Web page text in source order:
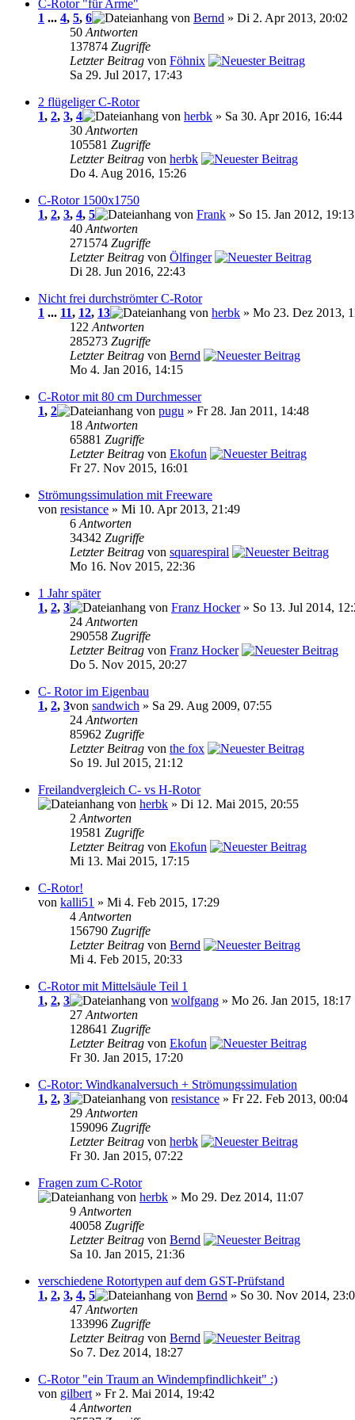
C-Rotor "für Arme"
1 ... 4, 5, 6 von Bernd » Di 2. Apr 2013, 20:02
50 Antworten
137874 Zugriffe
Letzter Beitrag von Föhnix
Sa 29. Jul 2017, 17:43
2 flügeliger C-Rotor
1, 2, 3, 4 von herbk » Sa 30. Apr 2016, 16:44
30 Antworten
105581 Zugriffe
Letzter Beitrag von herbk
Do 4. Aug 2016, 15:26
C-Rotor 1500x1750
1, 2, 3, 4, 5 von Frank » So 15. Jan 2012, 19:13
40 Antworten
271574 Zugriffe
Letzter Beitrag von Ölfinger
Di 28. Jun 2016, 22:43
Nicht frei durchströmter C-Rotor
1 ... 11, 12, 13 von herbk » Mo 23. Dez 2013,
122 Antworten
285273 Zugriffe
Letzter Beitrag von Bernd
Mo 4. Jan 2016, 14:15
C-Rotor mit 80 cm Durchmesser
1, 2 von pugu » Fr 28. Jan 2011, 14:48
18 Antworten
65881 Zugriffe
Letzter Beitrag von Ekofun
Fr 27. Nov 2015, 16:01
Strömungssimulation mit Freeware
von resistance » Mi 10. Apr 2013, 21:49
6 Antworten
34342 Zugriffe
Letzter Beitrag von squarespiral
Mo 16. Nov 2015, 22:36
1 Jahr später
1, 2, 3 von Franz Hocker» So 13. Jul 2014,
24 Antworten
290558 Zugriffe
Letzter Beitrag von Franz Hocker
Do 5. Nov 2015, 20:27
C- Rotor im Eigenbau
1, 2, 3von sandwich » Sa 29. Aug 2009, 07:55
24 Antworten
85962 Zugriffe
Letzter Beitrag von the fox
So 19. Jul 2015, 21:12
Freilandvergleich C- vs H-Rotor
von herbk » Di 12. Mai 2015, 20:55
2 Antworten
19581 Zugriffe
Letzter Beitrag von Ekofun
Mi 13. Mai 2015, 17:15
C-Rotor!
von kalli51 » Mi 4. Feb 2015, 17:29
4 Antworten
156790 Zugriffe
Letzter Beitrag von Bernd
Mi 4. Feb 2015, 20:33
C-Rotor mit Mittelsäule Teil 1
1, 2, 3 von wolfgang » Mo 26. Jan 2015, 18:17
27 Antworten
128641 Zugriffe
Letzter Beitrag von Ekofun
Fr 30. Jan 2015, 17:20
C-Rotor: Windkanalversuch + Strömungssimulation
1, 2, 3 von resistance » Fr 22. Feb 2013, 00:04
29 Antworten
159096 Zugriffe
Letzter Beitrag von herbk
Fr 30. Jan 2015, 07:22
Fragen zum C-Rotor
von herbk » Mo 29. Dez 2014, 11:07
9 Antworten
40058 Zugriffe
Letzter Beitrag von Bernd
Sa 10. Jan 2015, 21:36
verschiedene Rotortypen auf dem GST-Prüfstand
1, 2, 3, 4, 5 von Bernd » So 30. Nov 2014,
47 Antworten
133996 Zugriffe
Letzter Beitrag von Bernd
So 7. Dez 2014, 18:27
C-Rotor "ein Traum an Windempfindlichkeit" :)
von gilbert » Fr 2. Mai 2014, 19:42
4 Antworten